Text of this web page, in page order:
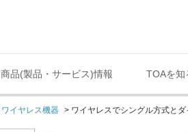
商品(製品・サービス)情報 TOAを知
ワイヤレス機器 > ワイヤレスでシングル方式と